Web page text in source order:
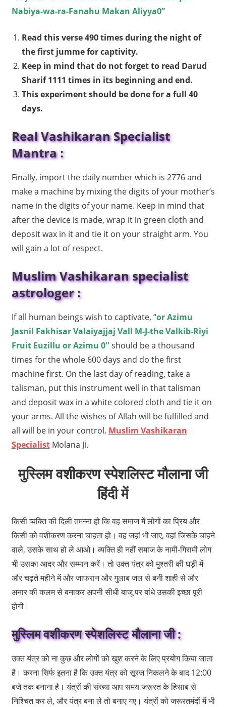
Nabiya-wa-ra-Fanahu Makan Aliyya0”
Read this verse 490 times during the night of
the first jumme for captivity.
Keep in mind that do not forget to read Darud
Sharif 1111 times in its beginning and end.
This experiment should be done for a full 40
days.
Real Vashikaran Specialist
Mantra :
Finally, import the daily number which is 2776 and
make a machine by mixing the digits of your mother’s
name in the digits of your name. Keep in mind that
after the device is made, wrap it in green cloth and
deposit wax in it and tie it on your straight arm. You
will gain a lot of respect.
Muslim Vashikaran specialist
astrologer :
If all human beings wish to captivate, “or Azimu
Jasnil Fakhisar Valaiyajjaj Vall M-J-the Valkib-Riyi
Fruit Euzillu or Azimu 0″should be a thousand
times for the whole 600 days and do the first
machine first. On the last day of reading, take a
talisman, put this instrument well in that talisman
and deposit wax in a white colored cloth and tie it on
your arms. All the wishes of Allah will be fulfilled and
all will be in your control. Muslim Vashikaran
Specialist Molana Ji.
मुस्लिम वशीकरण स्पेशलिस्ट मौलाना जी
हिंदी में
किसी व्यक्ति की दिली तमन्ना हो कि वह समाज में लोगों का प्रिय और
किसी को वशीकरण करना चाहता हो। वह जहां भी जाए, वहां जिसके चाहने
वाले, उसके साथ हो ले आओ। व्यक्ति ही नहीं समाज के नामी-गिरामी लोग
भी उसका आदर और सम्मान करें। तो उक्त यंत्र को मुश्तरी की घड़ी में
और चढ़ते महीने में और जाफरान और गुलाब जल से बनी शाही से और
अनार की कलम से बनाकर अपनी सीधी बाजू पर बांधे उसकी इच्छा पूरी
होगी।
मुस्लिम वशीकरण स्पेशलिस्ट मौलाना जी :
उक्त यंत्र को ना कुछ और लोगों को खुश करने के लिए प्रयोग किया जाता
है। करना सिर्फ इतना है कि उक्त यंत्र को सूरज निकलने के बाद 12:00
बजे तक बनाना है। यंत्रों की संख्या आप समय जरूरत के हिसाब से
निश्चित कर ले, और यंत्र बना ले तो बनाए गए। यंत्रों को जरूरतमंदों में भी